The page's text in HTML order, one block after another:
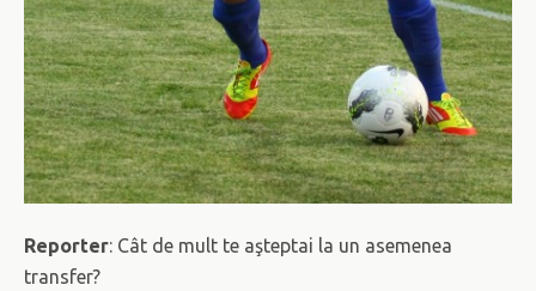
Reporter: Cât de mult te aşteptai la un asemenea
transfer?